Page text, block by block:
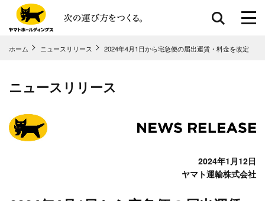
共通メニューに移動
ホーム ニュースリリース 2024年4月1日から宅急便の届出運賃・料金を改定
ニュースリリース
2024年1月12日
ヤマト運輸株式会社